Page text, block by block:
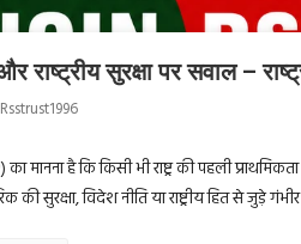
राष्ट्रीय सुरक्षा पर सवाल –
Rsstrust1996
का मानना है कि किसी भी राष्ट्र की पहली
की सुरक्षा, विदेश नीति या राष्ट्रीय हित से जुड़े